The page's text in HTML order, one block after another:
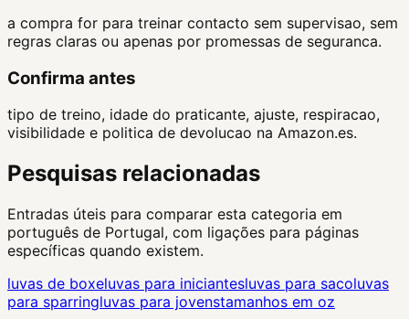
a compra for para treinar contacto sem supervisao, sem
regras claras ou apenas por promessas de seguranca.
Confirma antes
tipo de treino, idade do praticante, ajuste, respiracao,
visibilidade e politica de devolucao na Amazon.es.
Pesquisas relacionadas
Entradas úteis para comparar esta categoria em
português de Portugal, com ligações para páginas
específicas quando existem.
luvas de boxeluvas para iniciantesluvas para sacoluvas
para sparringluvas para jovenstamanhos em oz